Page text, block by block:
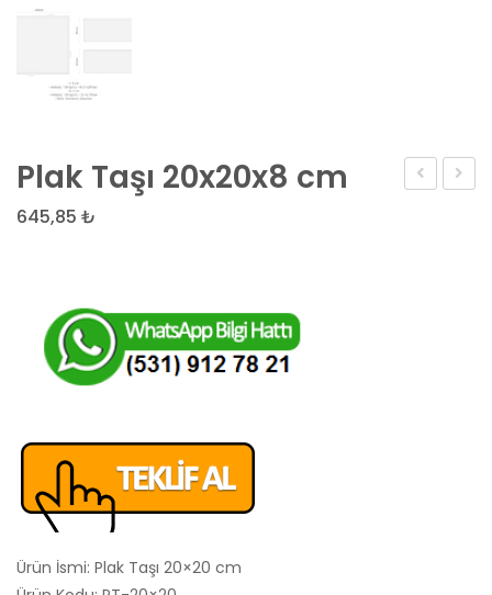
Plak Taşı 20x20x8 cm
645,85 ₺
Ürün İsmi: Plak Taşı 20×20 cm